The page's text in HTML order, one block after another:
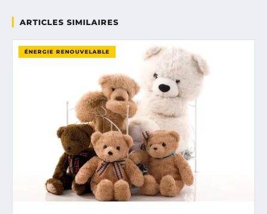
ARTICLES SIMILAIRES
ÉNERGIE RENOUVELABLE